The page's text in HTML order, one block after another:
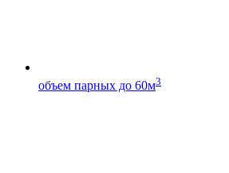
объем парных до 60м3